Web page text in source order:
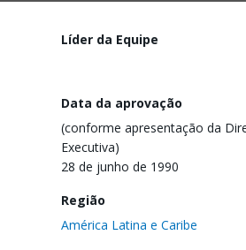
Líder da Equipe
Data da aprovação
(conforme apresentação da
Executiva)
28 de junho de 1990
Região
América Latina e Caribe